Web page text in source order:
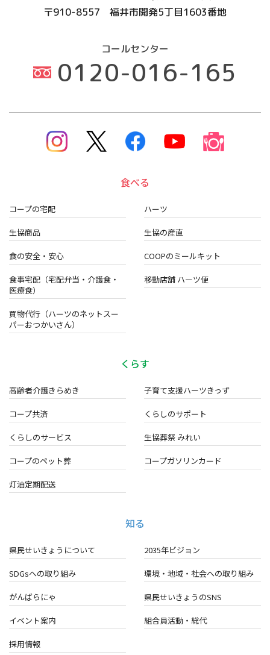
〒910-8557 福井市開発5丁目1603番地
コールセンター
0120-016-165
食べる
コープの宅配 ハーツ
生協商品 生協の産直
食の安全・安心 COOPのミールキット
食事宅配（宅配弁当・介護食・
医療食）
移動店舗 ハーツ便
買物代行（ハーツのネットスー
パーおつかいさん）
くらす
高齢者介護きらめき 子育て支援ハーツきっず
コープ共済 くらしのサポート
くらしのサービス 生協葬祭 みれい
コープのペット葬 コープガソリンカード
灯油定期配送
知る
県民せいきょうについて 2035年ビジョン
SDGsへの取り組み 環境・地域・ 社会への取り組み
がんばらにゃ 県民せいきょうのSNS
イベント案内 組合員活動・総代
採用情報